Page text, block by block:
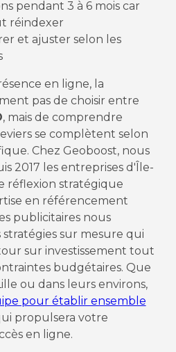
pendant 3 à 6 mois car
réindexer
et ajuster selon les
en ligne, la
pas de choisir entre
, mais de comprendre
se complètent selon
Chez Geoboost, nous
2017 les entreprises d'Île-
réflexion stratégique
en référencement
publicitaires nous
sur mesure qui
sur investissement tout
budgétaires. Que
ou dans leurs environs,
pour établir ensemble
propulsera votre
en ligne.